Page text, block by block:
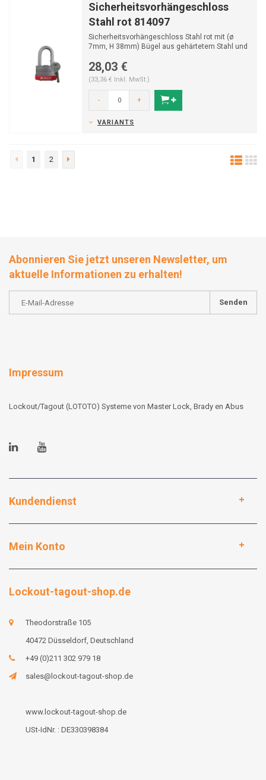
Sicherheitsvorhängeschloss
Stahl rot 814097
Sicherheitsvorhängeschloss Stahl rot mit (ø
7mm, H 38mm) Bügel aus gehärtetem Stahl und
28,03 €
(33,36 € Inkl. MwSt.)
- +
VARIANTS
1 2
Abonnieren Sie jetzt unseren Newsletter, um
aktuelle Informationen zu erhalten!
Senden
Impressum
Lockout/Tagout (LOTOTO) Systeme von Master Lock, Brady en Abus
Kundendienst
Mein Konto
Lockout-tagout-shop.de
Theodorstraße 105
40472 Düsseldorf, Deutschland
+49 (0)211 302 979 18
sales@lockout-tagout-shop.de
www.lockout-tagout-shop.de
USt-IdNr. : DE330398384